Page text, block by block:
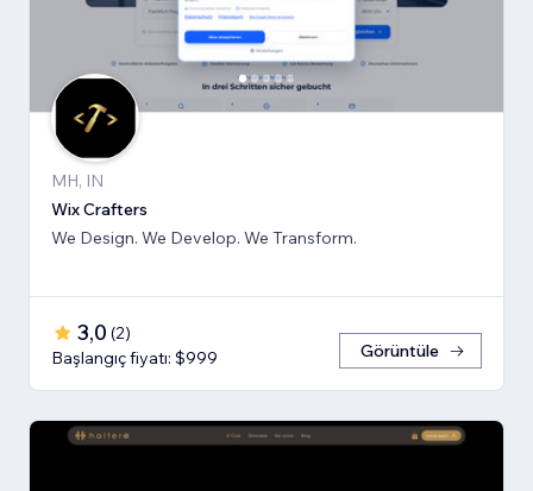
MH, IN
Wix Crafters
We Design. We Develop. We Transform.
3,0 (2)
Başlangıç fiyatı: $999
Görüntüle